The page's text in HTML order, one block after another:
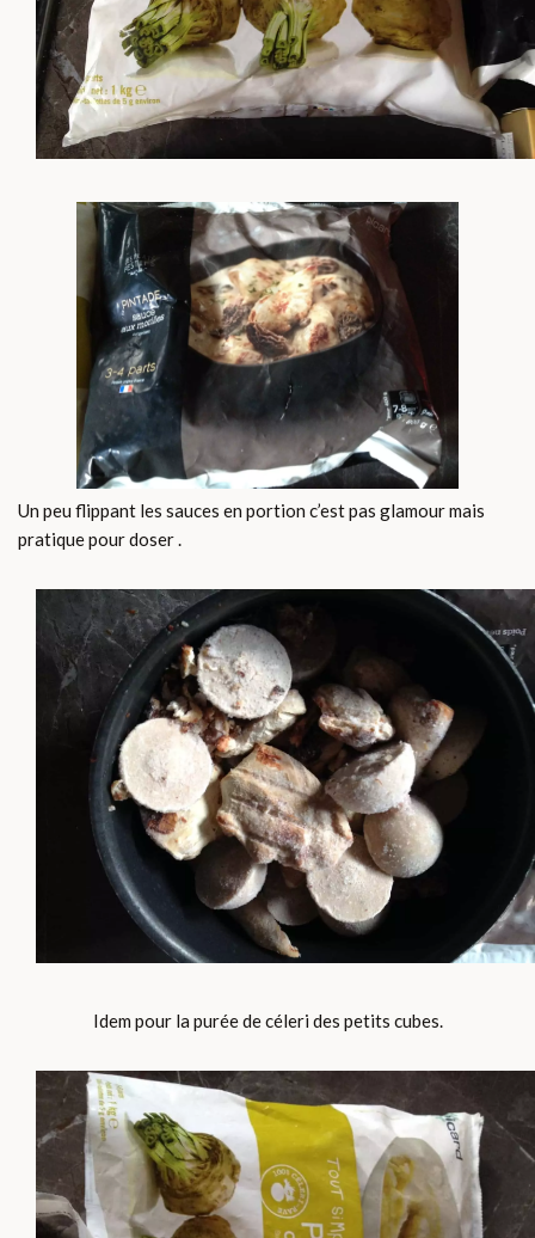
Un peu flippant les sauces en portion c’est pas glamour mais
pratique pour doser .
Idem pour la purée de céleri des petits cubes.